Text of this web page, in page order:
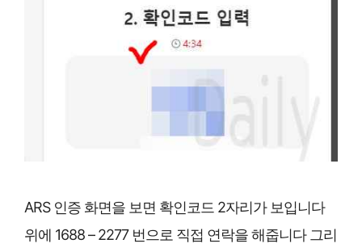
ARS 인증 화면을 보면 확인코드 2자리가 보입니다
위에 1688 – 2277 번으로 직접 연락을 해줍니다 그리